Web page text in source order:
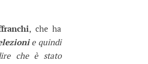
, che ha
e quindi
che è stato